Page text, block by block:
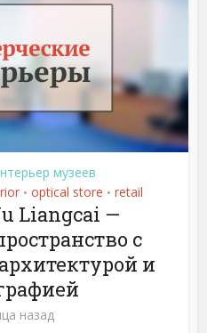
музеев
• optical store • retail
Liangcai —
с
и
назад